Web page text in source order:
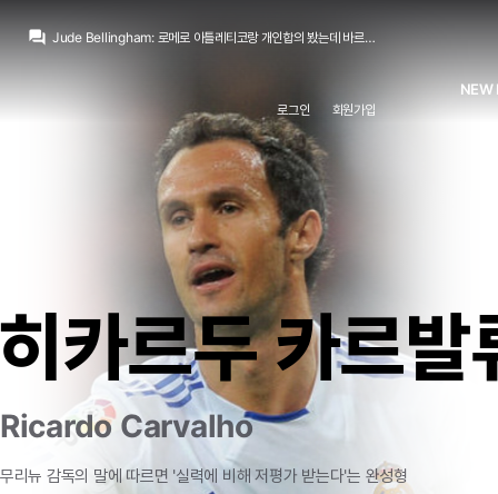
question_answer Jude Bellingham: 로메로 아틀레티코랑 개인합의 봤는데 바르샤가 하이재킹할수도
코나테 빠진걸 아라우호로
공홈) 페렌츠바로시전, 버디슈 첫 출격
4주장이었던 하피냐가 당분간은 주장 역할 하겠군요
바르셀로나는 갑자기 주장 부주장이 다 나가고 더용은 큰 부상이네요
부상이 상수에 잊을만 하면 퇴장으로 게임 터뜨리고
로메로 아틀레티코랑 개인합의 봤는데 바르샤가 하이재킹할수도
NEW
로그인 회원가입
카르두 카르발
Ricardo Carvalho
무리뉴 감독의 말에따르면 '실력에 비해 저평가 받는다'는 완성형